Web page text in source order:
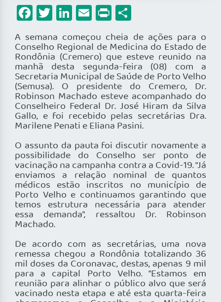
Facebook
Twitter
LinkedIn
Email
Print
A semana começou cheia de ações para o
Conselho Regional de Medicina do Estado de
Rondônia (Cremero) que esteve reunido na
manhã desta segunda-feira (08) com a
Secretaria Municipal de Saúde de Porto Velho
(Semusa). O presidente do Cremero, Dr.
Robinson Machado esteve acompanhado do
Conselheiro Federal Dr. José Hiram da Silva
Gallo, e foi recebido pelas secretárias Dra.
Marilene Penati e Eliana Pasini.
O assunto da pauta foi discutir novamente a
possibilidade do Conselho ser ponto de
vacinação na campanha contra a Covid-19. “Já
enviamos a relação nominal de quantos
médicos estão inscritos no município de
Porto Velho e continuamos garantindo que
temos estrutura necessária para atender
essa demanda”, ressaltou Dr. Robinson
Machado.
De acordo com as secretárias, uma nova
remessa chegou a Rondônia totalizando 36
mil doses da Coronavac, destas, apenas 9 mil
para a capital Porto Velho. “Estamos em
reunião para alinhar o público alvo que será
vacinado nesta etapa e até esta quarta-feira